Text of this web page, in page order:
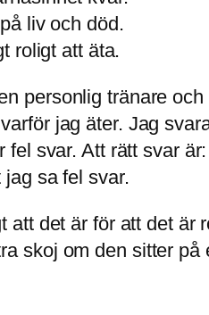
liv och död.
roligt att äta.
personlig tränare
jag äter. Jag
fel svar. Att rätt svar
sa fel svar.
att det är för att det är
skoj om den sitter på